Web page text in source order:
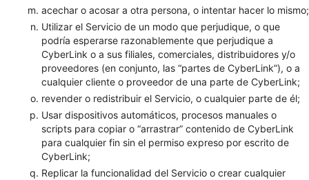
acechar o acosar a otra persona, o intentar hacer lo mismo;
Utilizar el Servicio de un modo que perjudique, o que
podría esperarse razonablemente que perjudique a
CyberLink o a sus filiales, comerciales, distribuidores y/o
proveedores (en conjunto, las “partes de CyberLink”), o a
cualquier cliente o proveedor de una parte de CyberLink;
revender o redistribuir el Servicio, o cualquier parte de él;
Usar dispositivos automáticos, procesos manuales o
scripts para copiar o “arrastrar” contenido de CyberLink
para cualquier fin sin el permiso expreso por escrito de
CyberLink;
Replicar la funcionalidad del Servicio o crear cualquier